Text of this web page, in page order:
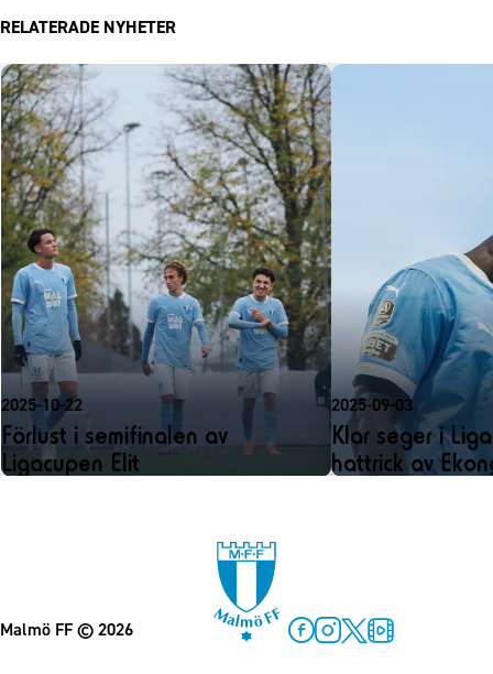
RELATERADE NYHETER
2025-10-22
Förlust i semifinalen av
Ligacupen Elit
2025-09-03
Klar seger i
hattrick av
Malmö FF© 2026